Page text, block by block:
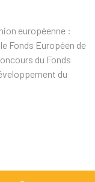
européenne :
Fonds Européen de
du Fonds
du